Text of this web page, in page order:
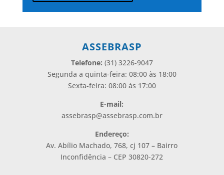
ASSEBRASP
Telefone: (31) 3226-9047
Segunda a quinta-feira: 08:00 às 18:00
Sexta-feira: 08:00 às 17:00
E-mail:
assebrasp@assebrasp.com.br
Endereço:
Av. Abílio Machado, 768, cj 107 – Bairro
Inconfidência – CEP 30820-272